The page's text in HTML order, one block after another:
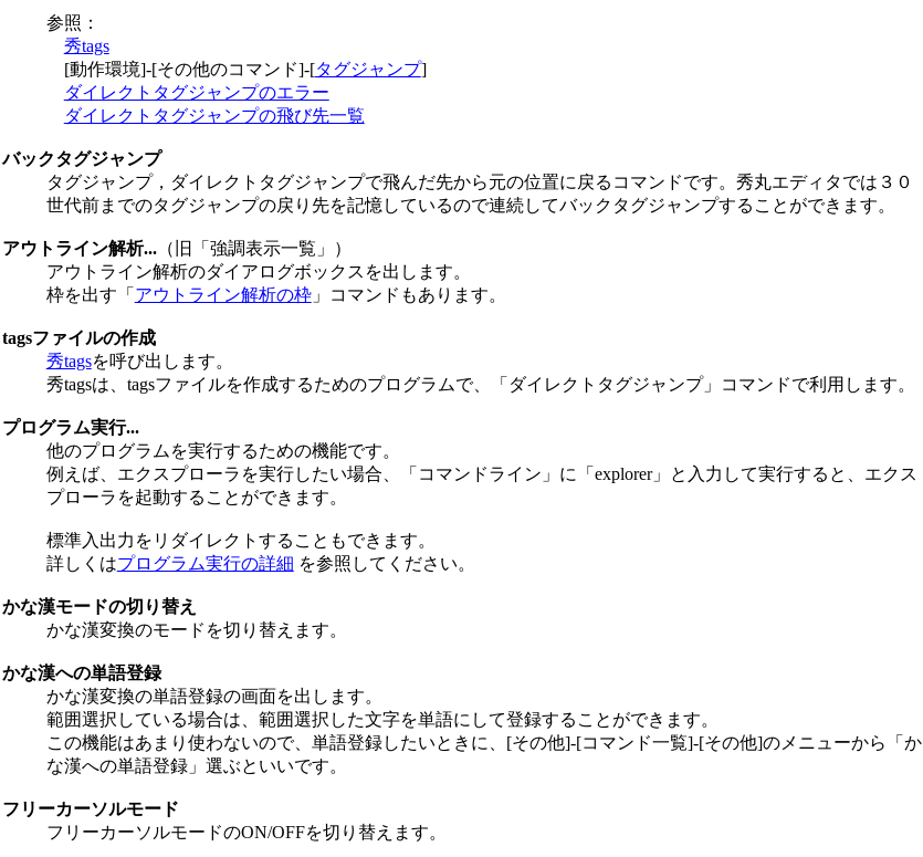
参照：
秀tags
[動作環境]-[その他のコマンド]-[タグジャンプ]
ダイレクトタグジャンプのエラー
ダイレクトタグジャンプの飛び先一覧
バックタグジャンプ
タグジャンプ，ダイレクトタグジャンプで飛んだ先から元の位置に戻るコマンドです。秀丸エディタでは３０
世代前までのタグジャンプの戻り先を記憶しているので連続してバックタグジャンプすることができます。
アウトライン解析...（旧「強調表示一覧」）
アウトライン解析のダイアログボックスを出します。
枠を出す「 アウトライン解析の枠」コマンドもあります。
tagsファイルの作成
秀tagsを呼び出します。
秀tagsは、tagsファイルを作成するためのプログラムで、「ダイレクトタグジャンプ」コマンドで利用します。
プログラム実行...
他のプログラムを実行するための機能です。
例えば、エクスプローラを実行したい場合、「コマンドライン」に「explorer」と入力して実行すると、エクス
プローラを起動することができます。
標準入出力をリダイレクトすることもできます。
詳しくはプログラム実行の詳細 を参照してください。
かな漢モードの切り替え
かな漢変換のモードを切り替えます。
かな漢への単語登録
かな漢変換の単語登録の画面を出します。
範囲選択している場合は、範囲選択した文字を単語にして登録することができます。
この機能はあまり使わないので、単語登録したいときに、[その他]-[コマンド一覧]-[その他]のメニューから「か
な漢への単語登録」選ぶといいです。
フリーカーソルモード
フリーカーソルモードのON/OFFを切り替えます。